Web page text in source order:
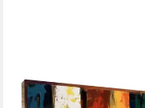
KUNSTLOFT
Metallbild Dritte